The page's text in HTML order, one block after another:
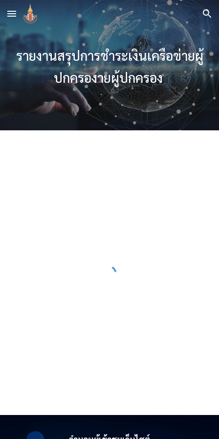
Skip to main content Skip to navigation
รายงานสรุปการชำระเงินเครือข่ายผู้
ปกครองายผู้ปกครอง